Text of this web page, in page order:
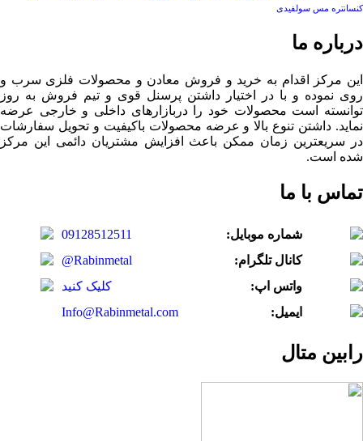
کنسانتره مس سولفیدی
درباره ما
این مرکز اقدام به خرید و فروش معادن و محصولات فلزی سرب و
روی نموده و با در اختیار داشتن پرسنل قوی و تیم فروش به روز
توانسته است محصولات خود را دربازارهای داخلی و خارجی عرضه
نماید. داشتن تنوع بالا و عرضه محصولات باکیفیت و تحویل سفارشات
در سریعترین زمان ممکن باعث افزایش مشتریان دائمی این مرکز
شده است.
تماس با ما
شماره موبایل:
09128512511
کانال تلگرام:
@Rabinmetal
واتس اپ:
کلیک کنید
ایمیل:
Info@Rabinmetal.com
رابین متال